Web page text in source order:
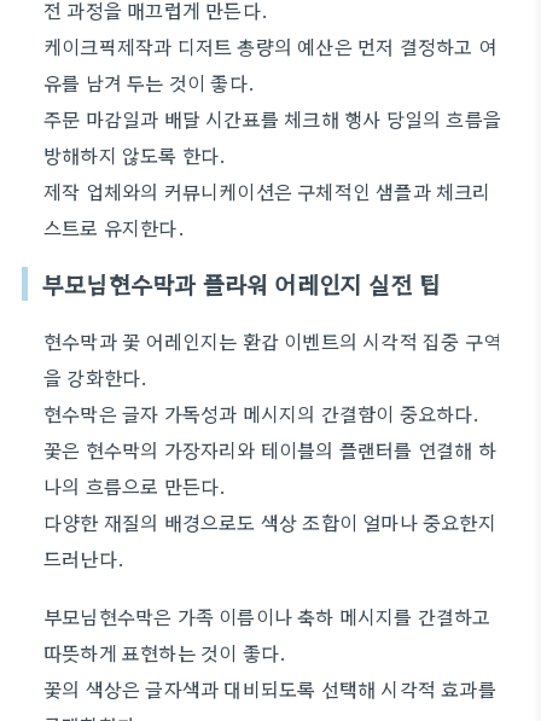
전 과정을 매끄럽게 만든다.
케이크픽제작과 디저트 총량의 예산은 먼저 결정하고 여
유를 남겨 두는 것이 좋다.
주문 마감일과 배달 시간표를 체크해 행사 당일의 흐름을
방해하지 않도록 한다.
제작 업체와의 커뮤니케이션은 구체적인 샘플과 체크리
스트로 유지한다.
부모님현수막과 플라워 어레인지 실전 팁
현수막과 꽃 어레인지는 환갑 이벤트의 시각적 집중 구역
을 강화한다.
현수막은 글자 가독성과 메시지의 간결함이 중요하다.
꽃은 현수막의 가장자리와 테이블의 플랜터를 연결해 하
나의 흐름으로 만든다.
다양한 재질의 배경으로도 색상 조합이 얼마나 중요한지
드러난다.
부모님현수막은 가족 이름이나 축하 메시지를 간결하고
따뜻하게 표현하는 것이 좋다.
꽃의 색상은 글자색과 대비되도록 선택해 시각적 효과를